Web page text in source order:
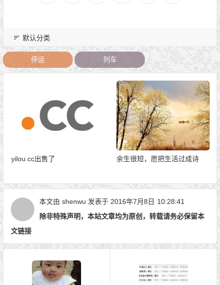
默认分类
停运 列车
yilou.cc出售了 余生很短，愿把生活过成诗
本文由 shenwu 发表于 2016年7月8日 10:28:41
除非特殊声明，本站文章均为原创，转载请务必保留本
文链接